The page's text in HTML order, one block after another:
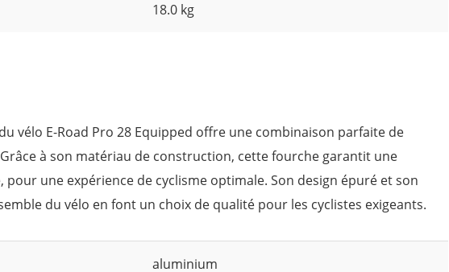
18.0 kg
vélo E-Road Pro 28 Equipped offre une combinaison parfaite de
à son matériau de construction, cette fourche garantit une
pour une expérience de cyclisme optimale. Son design épuré et son
du vélo en font un choix de qualité pour les cyclistes exigeants.
aluminium